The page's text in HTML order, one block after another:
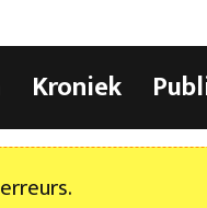
Kroniek